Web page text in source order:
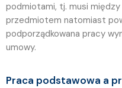
podmiotami, tj. musi
przedmiotem natomiast
podporządkowana pracy
umowy.
Praca podstawowa a